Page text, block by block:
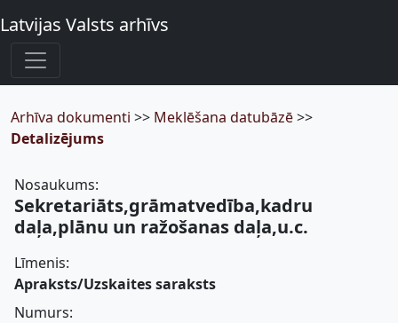
Latvijas Valsts arhīvs
Arhīva dokumenti >> Meklēšana datubāzē>>
Detalizējums
Nosaukums:
Sekretariāts,grāmatvedība,kadru
daļa,plānu un ražošanas daļa,u.c.
Līmenis:
Apraksts/Uzskaites saraksts
Numurs: